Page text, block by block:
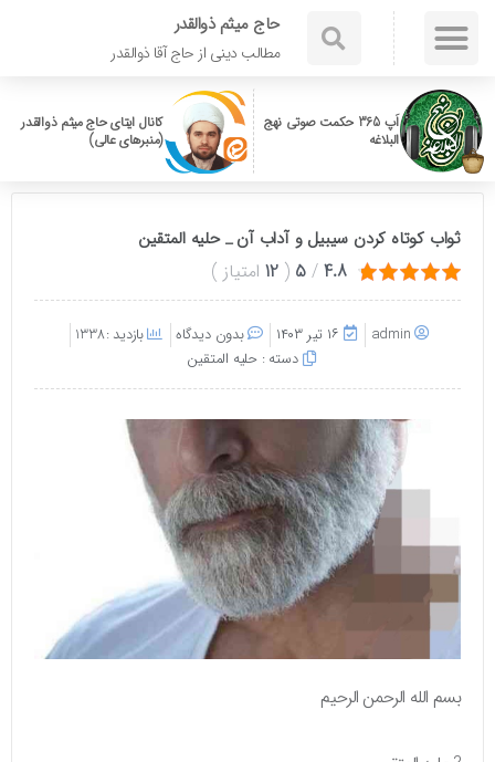
حاج میثم ذوالقدر
مطالب دینی از حاج آقا ذوالقدر
اَپ 365 حکمت صوتی نهج
البلاغه
کانال ایتای حاج میثم ذوالقدر
(منبرهای عالی)
ثواب کوتاه کردن سیبیل و آداب آن _ حلیه المتقین
4.8
/
5
(
12 امتیاز)
admin ۱۶ تیر ۱۴۰۳ بدون دیدگاه
بازدید :1338
دسته :حلیه المتقین
بسم الله الرحمن الرحیم